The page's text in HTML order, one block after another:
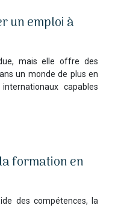
un emploi à
mais elle offre des
un monde de plus en
capables
formation en
des compétences, la